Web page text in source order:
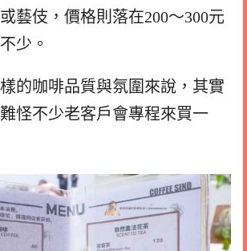
藝伎，價格則落在200～300元
少。
的咖啡品質與氛圍來說，其實
怪不少老客戶會專程來買一